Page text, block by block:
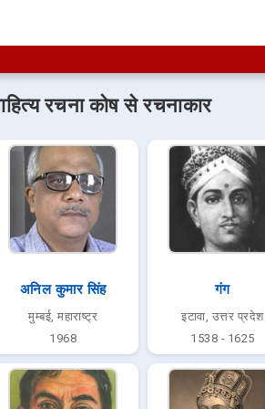
रचना कोष से रचनाकार
अनिल कुमार सिंह
मुम्बई, महाराष्ट्र
1968
गंग
इटावा, उत्तर प्रदेश
1538 - 1625